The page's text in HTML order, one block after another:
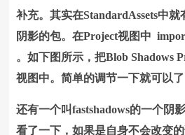
补充。其实在StandardAssets中
阴影的包。在Project视图中
。如下图所示，把Blob Shadows
视图中。简单的调节一下就可以了
还有一个叫fastshadows的一个阴
看了一下，如果是自身不会改变